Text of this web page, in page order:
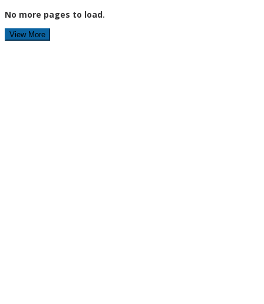
No more pages to load.
View More